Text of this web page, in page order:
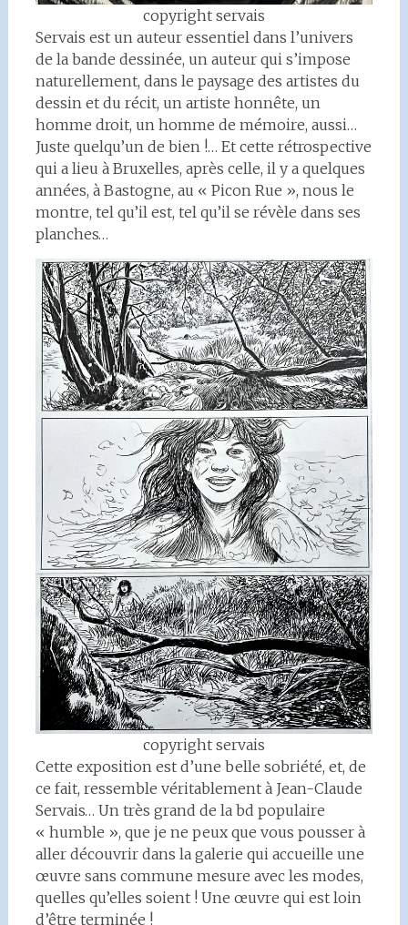
copyright servais
Servais est un auteur essentiel dans l’univers
de la bande dessinée, un auteur qui s’impose
naturellement, dans le paysage des artistes du
dessin et du récit, un artiste honnête, un
homme droit, un homme de mémoire, aussi…
Juste quelqu’un de bien !… Et cette rétrospective
qui a lieu à Bruxelles, après celle, il y a quelques
années, à Bastogne, au « Picon Rue », nous le
montre, tel qu’il est, tel qu’il se révèle dans ses
planches…
copyright servais
Cette exposition est d’une belle sobriété, et, de
ce fait, ressemble véritablement à Jean-Claude
Servais… Un très grand de la bd populaire
« humble », que je ne peux que vous pousser à
aller découvrir dans la galerie qui accueille une
œuvre sans commune mesure avec les modes,
quelles qu’elles soient ! Une œuvre qui est loin
d’être terminée !